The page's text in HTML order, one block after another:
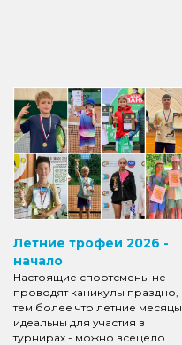
Летние трофеи 2026 -
начало
Настоящие спортсмены не
проводят каникулы праздно,
тем более что летние месяцы
идеальны для участия в
турнирах - можно всецело